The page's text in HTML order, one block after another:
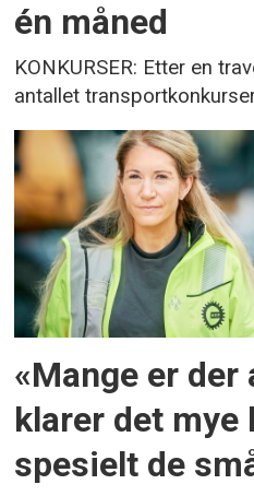
én måned
KONKURSER: Etter en
antallet
«Mange er der
klarer det mye
spesielt de